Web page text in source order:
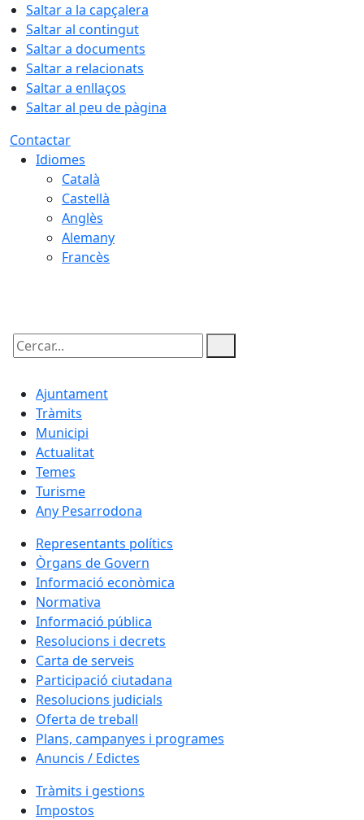
Saltar a la capçalera
Saltar al contingut
Saltar a documents
Saltar a relacionats
Saltar a enllaços
Saltar al peu de pàgina
Contactar
Idiomes
Català
Castellà
Anglès
Alemany
Francès
Cercar:
Ajuntament
Tràmits
Municipi
Actualitat
Temes
Turisme
Any Pesarrodona
Representants polítics
Òrgans de Govern
Informació econòmica
Normativa
Informació pública
Resolucions i decrets
Carta de serveis
Participació ciutadana
Resolucions judicials
Oferta de treball
Plans, campanyes i programes
Anuncis / Edictes
Tràmits i gestions
Impostos